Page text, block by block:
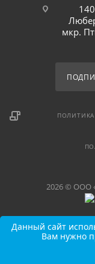
мкр.
2026 © ООО
Данный сайт
Вам нужно